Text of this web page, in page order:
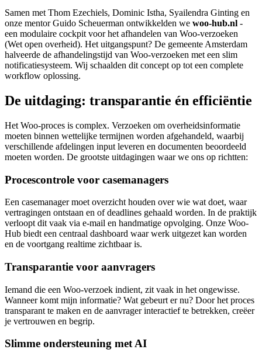
Samen met Thom Ezechiels, Dominic Istha, Syailendra Ginting en
onze mentor Guido Scheuerman ontwikkelden we woo-hub.nl -
een modulaire cockpit voor het afhandelen van Woo-verzoeken
(Wet open overheid). Het uitgangspunt? De gemeente Amsterdam
halveerde de afhandelingstijd van Woo-verzoeken met een slim
notificatiesysteem. Wij schaalden dit concept op tot een complete
workflow oplossing.
De uitdaging: transparantie én efficiëntie
Het Woo-proces is complex. Verzoeken om overheidsinformatie
moeten binnen wettelijke termijnen worden afgehandeld, waarbij
verschillende afdelingen input leveren en documenten beoordeeld
moeten worden. De grootste uitdagingen waar we ons op richtten:
Procescontrole voor casemanagers
Een casemanager moet overzicht houden over wie wat doet, waar
vertragingen ontstaan en of deadlines gehaald worden. In de praktijk
verloopt dit vaak via e-mail en handmatige opvolging. Onze Woo-
Hub biedt een centraal dashboard waar werk uitgezet kan worden
en de voortgang realtime zichtbaar is.
Transparantie voor aanvragers
Iemand die een Woo-verzoek indient, zit vaak in het ongewisse.
Wanneer komt mijn informatie? Wat gebeurt er nu? Door het proces
transparant te maken en de aanvrager interactief te betrekken, creëer
je vertrouwen en begrip.
Slimme ondersteuning met AI